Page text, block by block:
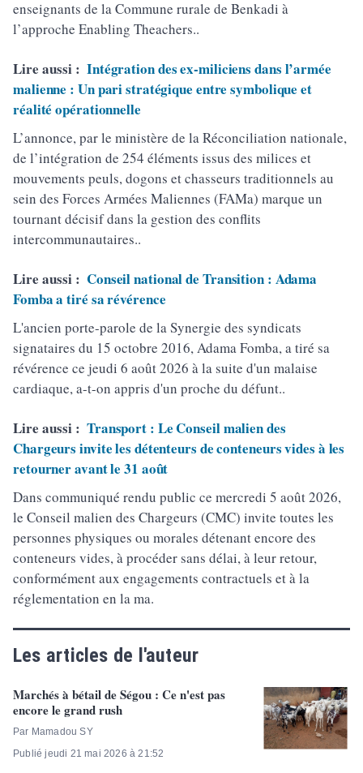
enseignants de la Commune rurale de Benkadi à
l’approche Enabling Theachers..
Lire aussi : Intégration des ex-miliciens dans l’armée
malienne : Un pari stratégique entre symbolique et
réalité opérationnelle
L’annonce, par le ministère de la Réconciliation nationale,
de l’intégration de 254 éléments issus des milices et
mouvements peuls, dogons et chasseurs traditionnels au
sein des Forces Armées Maliennes (FAMa) marque un
tournant décisif dans la gestion des conflits
intercommunautaires..
Lire aussi : Conseil national de Transition : Adama
Fomba a tiré sa révérence
L'ancien porte-parole de la Synergie des syndicats
signataires du 15 octobre 2016, Adama Fomba, a tiré sa
révérence ce jeudi 6 août 2026 à la suite d'un malaise
cardiaque, a-t-on appris d'un proche du défunt..
Lire aussi : Transport : Le Conseil malien des
Chargeurs invite les détenteurs de conteneurs vides à les
retourner avant le 31 août
Dans communiqué rendu public ce mercredi 5 août 2026,
le Conseil malien des Chargeurs (CMC) invite toutes les
personnes physiques ou morales détenant encore des
conteneurs vides, à procéder sans délai, à leur retour,
conformément aux engagements contractuels et à la
réglementation en la ma.
Les articles de l'auteur
Marchés à bétail de Ségou : Ce n'est pas
encore le grand rush
Par Mamadou SY
Publié jeudi 21 mai 2026 à 21:52